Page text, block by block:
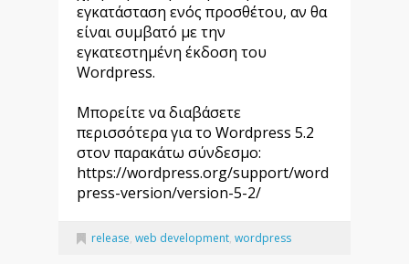
εγκατάσταση ενός προσθέτου, αν θα
είναι συμβατό με την
εγκατεστημένη έκδοση του
Wordpress.
Μπορείτε να διαβάσετε
περισσότερα για το Wordpress 5.2
στον παρακάτω σύνδεσμο:
https://wordpress.org/support/word
press-version/version-5-2/
release, web development, wordpress